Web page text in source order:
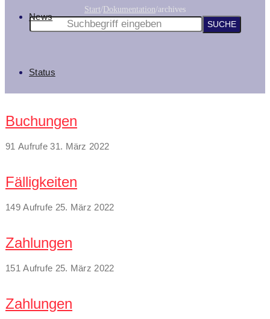
News
Status
Start/Dokumentation/archives
Buchungen
91 Aufrufe 31. März 2022
Fälligkeiten
149 Aufrufe 25. März 2022
Zahlungen
151 Aufrufe 25. März 2022
Zahlungen